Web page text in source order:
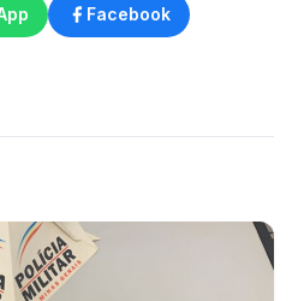
Facebook